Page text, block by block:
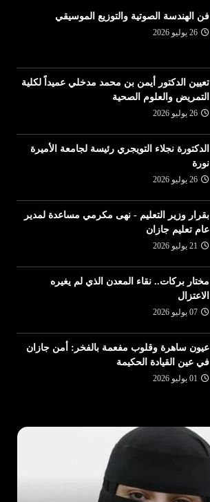
فن الهندسة الصوتية والتوزيع الموسيقي
26 يوليو 2026
تعيين الدكتور أيمن بن محمد مدخلي عميداً لكلية
التمريض والعلوم الصحية
26 يوليو 2026
الدكتورة نجلاء التويجري رئيسة لجامعة الأميرة
نورة
26 يوليو 2026
بقرار وزير التعليم - نهى مكرمي مساعدة لمدير
عام تعليم جازان
21 يوليو 2026
مختار بركات.. نقاء المعدن الذي لم يغيره
الاعتزال
07 يوليو 2026
عيون ساهرة وقلوب مفعمة بالفخر: أمن جازان
في عين القيادة الحكيمة
01 يوليو 2026